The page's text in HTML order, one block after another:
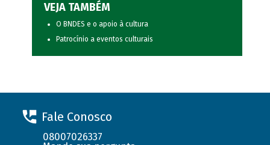
VEJA TAMBÉM
O BNDES e o apoio à cultura
Patrocínio a eventos culturais
Fale Conosco
08007026337